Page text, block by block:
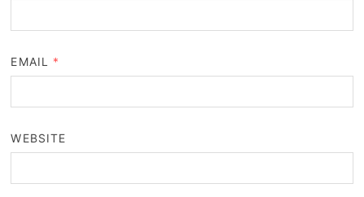
EMAIL *
WEBSITE